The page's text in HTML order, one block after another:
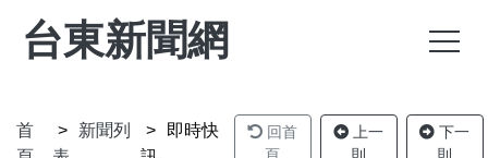
台東新聞網
首
新聞列
即時快
回首
上一
下一